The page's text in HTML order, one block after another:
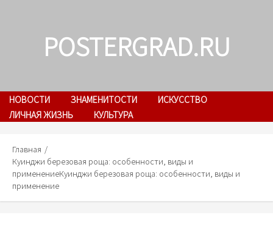
POSTERGRAD.RU
НОВОСТИ ЗНАМЕНИТОСТИ
ИСКУССТВО
ЛИЧНАЯ ЖИЗНЬ
КУЛЬТУРА
Главная
Куинджи березовая роща: особенности, виды и
применениеКуинджи березовая роща: особенности, виды и
применение